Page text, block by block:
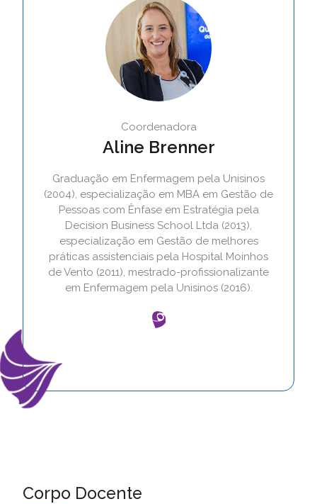
Coordenadora
Aline Brenner
Graduação em Enfermagem pela Unisinos
(2004), especialização em MBA em Gestão de
Pessoas com Ênfase em Estratégia pela
Decision Business School Ltda (2013),
especialização em Gestão de melhores
práticas assistenciais pela Hospital Moinhos
de Vento (2011), mestrado-profissionalizante
em Enfermagem pela Unisinos (2016).
Corpo Docente